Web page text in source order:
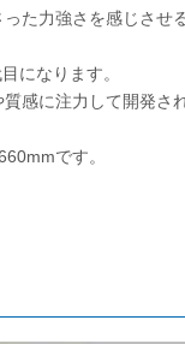
た力強さを感じさせ
になります。
感に注力して開発さ
です。